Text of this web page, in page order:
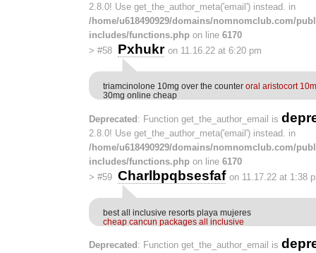
2.8.0! Use get_the_author_meta('email') instead. in
/home/u618490929/domains/nomnomclub.com/
includes/functions.php on line 6170
> #58 Pxhukr on 11.16.22 at 6:20 pm
triamcinolone 10mg over the counter oral aristocort
30mg online cheap
Deprecated: Function get_the_author_email is
2.8.0! Use get_the_author_meta('email') instead. in
/home/u618490929/domains/nomnomclub.com/
includes/functions.php on line 6170
> #59 Charlbpqbsesfaf on 11.17.22 at 1:38
best all inclusive resorts playa mujeres
cheap cancun packages all inclusive
Deprecated : Function get_the_author_email is